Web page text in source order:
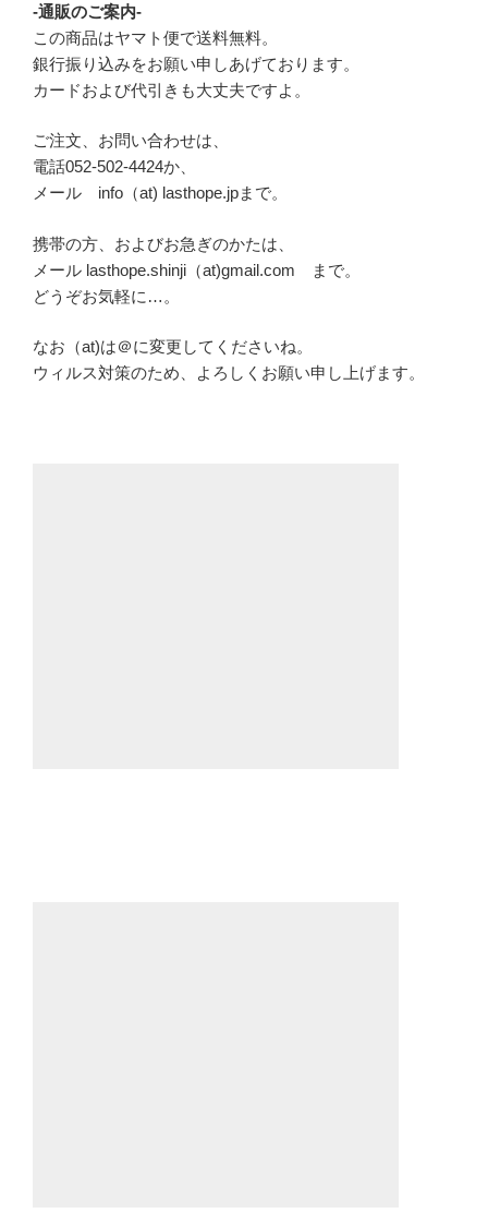
-通販のご案内-
この商品はヤマト便で送料無料。
銀行振り込みをお願い申しあげております。
カードおよび代引きも大丈夫ですよ。
ご注文、お問い合わせは、
電話052-502-4424か、
メール info（at) lasthope.jpまで。
携帯の方、およびお急ぎのかたは、
メール lasthope.shinji（at)gmail.com まで。
どうぞお気軽に…。
なお（at)は＠に変更してくださいね。
ウィルス対策のため、よろしくお願い申し上げます。